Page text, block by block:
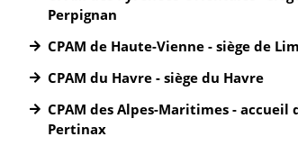
Perpignan
CPAM de Haute-Vienne - siège de
CPAM du Havre - siège du Havre
CPAM des Alpes-Maritimes - accueil
Pertinax